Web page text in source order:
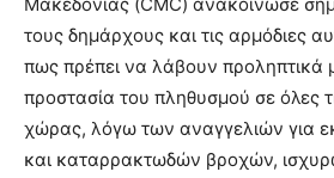
τους δημάρχους και τις αρμόδιες
πως πρέπει να λάβουν προληπτικά
προστασία του πληθυσμού σε όλες
χώρας, λόγω των αναγγελιών για
και καταρρακτωδών βροχών,